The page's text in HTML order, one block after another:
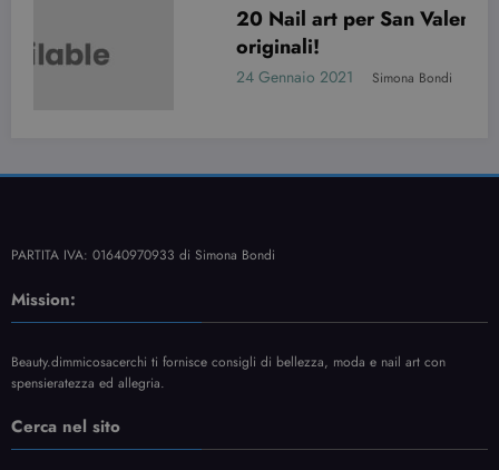
20 Nail art per San Valentino davvero
originali!
Simona Bondi
PARTITA IVA: 01640970933 di Simona Bondi
Mission:
Beauty.dimmicosacerchi ti fornisce consigli di bellezza, moda e nail art con
spensieratezza ed allegria.
Cerca nel sito